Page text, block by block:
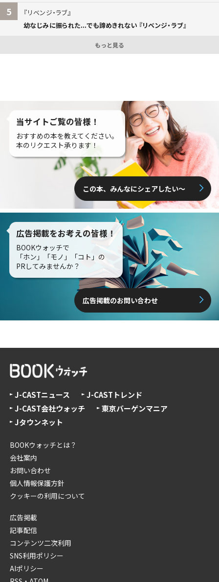
5
リベンジ・ラブ
幼なじみに振られた...でも諦めきれない 『リベンジ・ラブ』
もっと見る
当サイトご覧の皆様！
おすすめの本を教えてください。
本のリクエスト承ります！
この本、みんなにシェアしたい〜
広告掲載をお考えの皆様！
BOOKウォッチで
「ホン」「モノ」「コト」の
PRしてみませんか？
広告掲載のお問い合わせ
J-CASTニュース
J-CASTトレンド
J-CAST会社ウォッチ
東京バーゲンマニア
Jタウンネット
BOOKウォッチとは？
会社案内
お問い合わせ
個人情報保護方針
クッキーの利用について
広告掲載
記事配信
コンテンツ二次利用
SNS利用ポリシー
AIポリシー